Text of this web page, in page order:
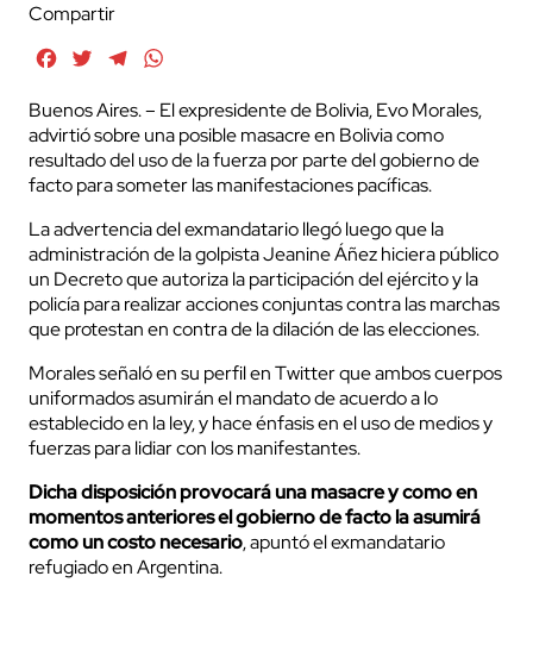
Compartir
FacebookTwitterTelegram
Buenos Aires. – El expresidente de Bolivia, Evo Morales,
advirtió sobre una posible masacre en Bolivia como
resultado del uso de la fuerza por parte del gobierno de
facto para someter las manifestaciones pacíficas.
La advertencia del exmandatario llegó luego que la
administración de la golpista Jeanine Áñez hiciera público
un Decreto que autoriza la participación del ejército y la
policía para realizar acciones conjuntas contra las marchas
que protestan en contra de la dilación de las elecciones.
Morales señaló en su perfil en Twitter que ambos cuerpos
uniformados asumirán el mandato de acuerdo a lo
establecido en la ley, y hace énfasis en el uso de medios y
fuerzas para lidiar con los manifestantes.
Dicha disposición provocará una masacre y como en
momentos anteriores el gobierno de facto la asumirá
como un costo necesario, apuntó el exmandatario
refugiado en Argentina.